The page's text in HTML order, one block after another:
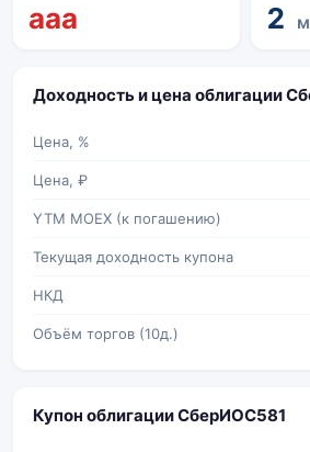
aaa 2
Доходность и цена облигации
Цена, %
Цена, ₽
YTM MOEX (к погашению)
Текущая доходность купона
НКД
Объём торгов (10д.)
Купон облигации СберИОС581